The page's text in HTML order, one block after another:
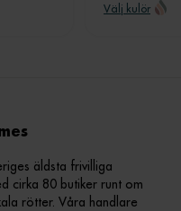
Välj kulör
äldsta frivilliga
cirka 80 butiker runt om
rötter. Våra handlare